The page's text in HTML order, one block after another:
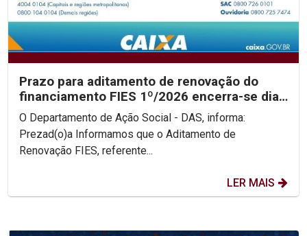
Prazo para aditamento de renovação do
financiamento FIES 1º/2026 encerra-se dia
31/05
O Departamento de Ação Social - DAS, informa:
Prezad(o)a Informamos que o Aditamento de
Renovação FIES, referente...
LER MAIS